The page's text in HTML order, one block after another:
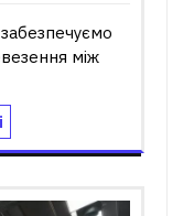
між